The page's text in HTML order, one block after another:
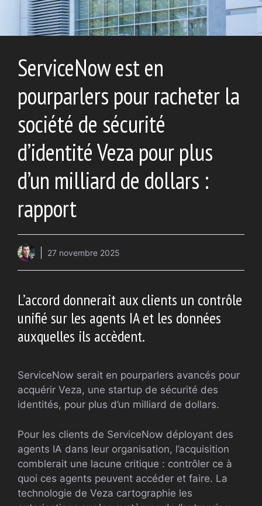
ServiceNow est en
pourparlers pour racheter la
société de sécurité
d’identité Veza pour plus
d’un milliard de dollars :
rapport
27 novembre 2025
L’accord donnerait aux clients un contrôle
unifié sur les agents IA et les données
auxquelles ils accèdent.
ServiceNow serait en pourparlers avancés pour
acquérir Veza, une startup de sécurité des
identités, pour plus d’un milliard de dollars.
Pour les clients de ServiceNow déployant des
agents IA dans leur organisation, l’acquisition
comblerait une lacune critique : contrôler ce à
quoi ces agents peuvent accéder et faire. La
technologie de Veza cartographie les